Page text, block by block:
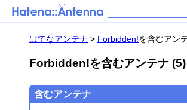
はてなアンテナ > Forbidden!を含むアン
Forbidden!を含むアンテナ (5)
含むアンテナ